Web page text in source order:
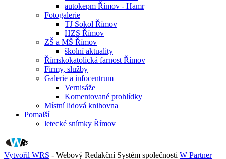
autokepm Římov - Hamr
Fotogalerie
TJ Sokol Římov
HZS Římov
ZŠ a MŠ Římov
školní aktuality
Římskokatolická farnost Římov
Firmy, služby
Galerie a infocentrum
Vernisáže
Komentované prohlídky
Místní lidová knihovna
Pomalší
letecké snímky Římov
Vytvořil WRS - Webový Redakční Systém společnosti W Partner